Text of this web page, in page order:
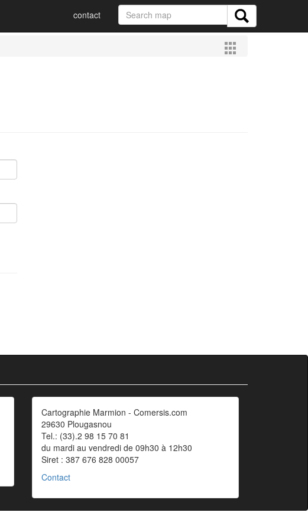
contact
Cartographie Marmion - Comersis.com
29630 Plougasnou
Tel.: (33).2 98 15 70 81
du mardi au vendredi de 09h30 à 12h30
Siret : 387 676 828 00057
Contact